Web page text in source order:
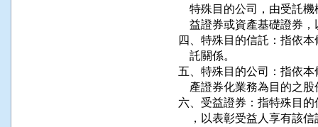
特殊目的公司，由受託
益證券或資產基礎證券
四、特殊目的信託：指依
    託關係。
五、特殊目的公司：指依
產證券化業務為目的之
六、受益證券：指特殊目
，以表彰受益人享有該